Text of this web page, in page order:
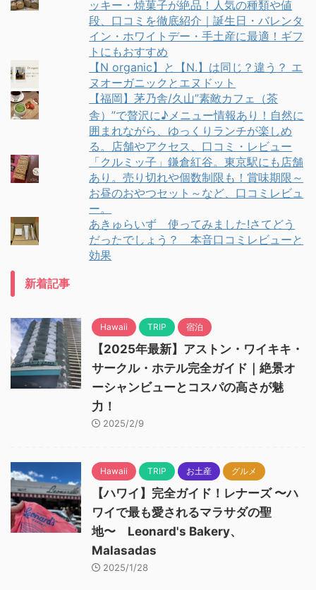
ッキー・焼菓子が絶品！人気の種類や値
段、口コミを徹底紹介｜誕生日・バレンタ
イン・ホワイトデー・手土産に最適！ギフ
トにもおすすめ
【N organic】と【N.】は同じ？違う？ エ
ヌオーガニックとエヌドット
【福岡】茅乃舎/久山”素敵カフェ（茶
舎）”で贅沢に♪メニュー情報あり！自然に
囲まれながら、ゆっくりランチが楽しめ
る。店舗やアクセス、口コミ・レビュー
「クルミッ子」鎌倉紅谷。東京駅にも店舗
あり。売り切れや個数制限も！賞味期限～
お昼のおやつセット～など、口コミレビュ
ー。
あきゅらいず 使ってみました!さてどう
だったでしょう？ 本音口コミレビューと
効果
新着記事
Hawaii TRIP 宿泊
【2025年最新】アストン・ワイキキ・
サークル・ホテル完全ガイド｜絶景オ
ーシャンビューとコスパの高さが魅
力！
2025/2/9
Hawaii TRIP お土産 グルメ
【ハワイ】完全ガイド！レナーズ 〜ハ
ワイで最も愛されるマラサダの聖
地〜 Leonard's Bakery、
Malasadas
2025/1/28